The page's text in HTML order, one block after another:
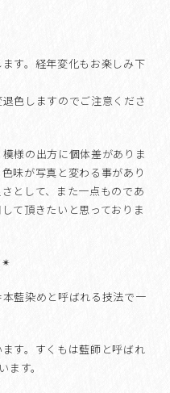
す。経年変化もお楽しみ下
色しますのでご注意くださ
様の出方に個体差がありま
味が写真と変わる事があり
として、また一点ものであ
て頂きたいと思っておりま
藍染めと呼ばれる技法で一
す。すくもは藍師と呼ばれ
ます。